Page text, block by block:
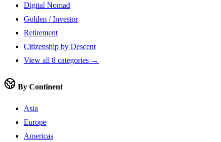
Digital Nomad
Golden / Investor
Retirement
Citizenship by Descent
View all 8 categories →
By Continent
Asia
Europe
Americas